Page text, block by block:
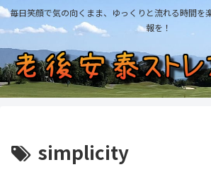
毎日笑顔で気の向くまま、ゆっくりと流れる時間を
報を！
simplicity